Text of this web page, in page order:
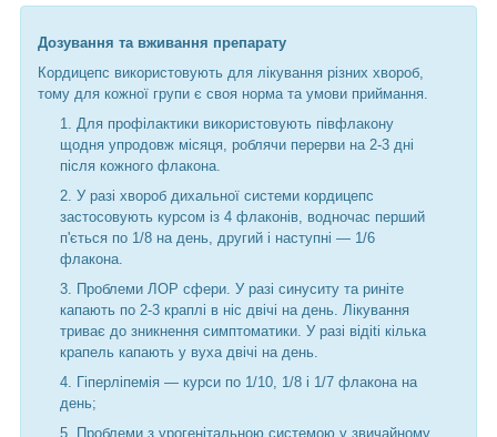
Дозування та вживання препарату
Кордицепс використовують для лікування різних хвороб,
тому для кожної групи є своя норма та умови приймання.
Для профілактики використовують півфлакону
щодня упродовж місяця, роблячи перерви на 2-3 дні
після кожного флакона.
У разі хвороб дихальної системи кордицепс
застосовують курсом із 4 флаконів, водночас перший
п'ється по 1/8 на день, другий і наступні — 1/6
флакона.
Проблеми ЛОР сфери. У разі синуситу та риніте
капають по 2-3 краплі в ніс двічі на день. Лікування
триває до зникнення симптоматики. У разі відitі кілька
крапель капають у вуха двічі на день.
Гіперліпемія — курси по 1/10, 1/8 і 1/7 флакона на
день;
Проблеми з урогенітальною системою у звичайному